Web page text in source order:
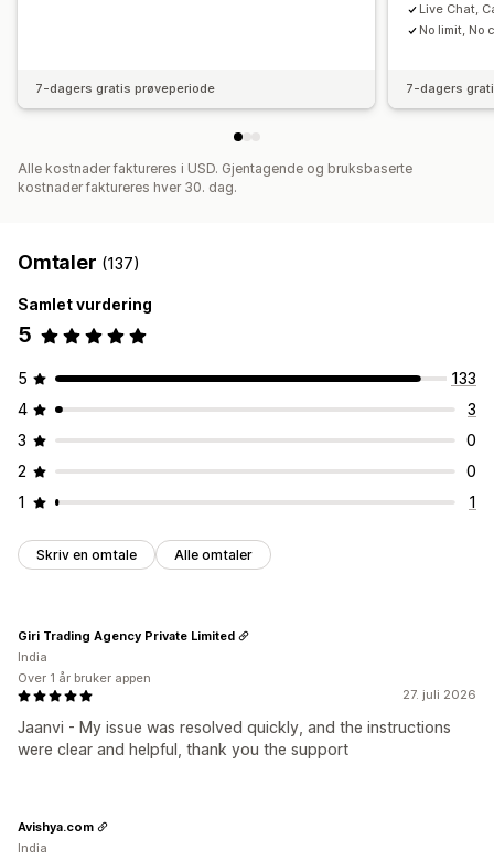
7-dagers gratis prøveperiode
Live Chat,
No limit, No
7-dagers
Alle kostnader faktureres i USD. Gjentagende og bruksbaserte
kostnader faktureres hver 30. dag.
Omtaler (137)
Samlet vurdering
5
5
133
4
3
3
0
2
0
1
1
Skriv en omtale Alle omtaler
27. juli 2026
Jaanvi - My issue was resolved quickly, and the instructions
were clear and helpful, thank you the support
Giri Trading Agency Private Limited
India
Over 1 år bruker appen
Avishya.com
India